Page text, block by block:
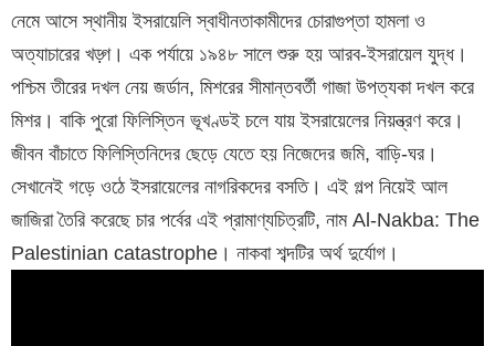
নেমে আসে স্থানীয় ইসরায়েলি স্বাধীনতাকামীদের চোরাগুপ্তা হামলা ও
অত্যাচারের খড়্গ। এক পর্যায়ে ১৯৪৮ সালে শুরু হয় আরব-ইসরায়েল যুদ্ধ।
পশ্চিম তীরের দখল নেয় জর্ডান, মিশরের সীমান্তবর্তী গাজা উপত্যকা দখল করে
মিশর। বাকি পুরো ফিলিস্তিন ভূখণ্ডই চলে যায় ইসরায়েলের নিয়ন্ত্রণ করে।
জীবন বাঁচাতে ফিলিস্তিনিদের ছেড়ে যেতে হয় নিজেদের জমি, বাড়ি-ঘর।
সেখানেই গড়ে ওঠে ইসরায়েলের নাগরিকদের বসতি। এই গল্প নিয়েই আল
জাজিরা তৈরি করেছে চার পর্বের এই প্রামাণ্যচিত্রটি, নাম Al-Nakba: The
Palestinian catastrophe। নাকবা শব্দটির অর্থ দুর্যোগ।